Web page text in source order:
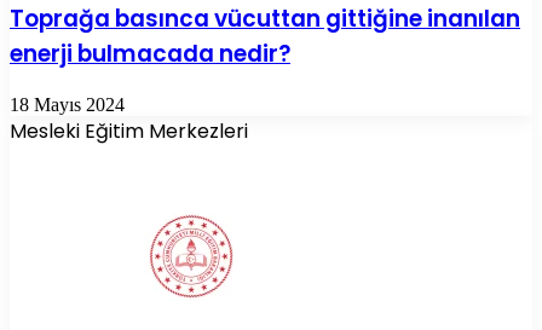
Toprağa basınca vücuttan gittiğine inanılan
enerji bulmacada nedir?
18 Mayıs 2024
Mesleki Eğitim Merkezleri